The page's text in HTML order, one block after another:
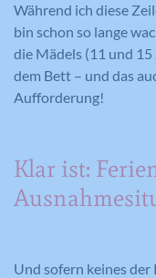
Während ich diese
bin schon so lange
die Mädels (11 und 15
dem Bett – und das
Aufforderung!
Klar ist:
Und sofern keines